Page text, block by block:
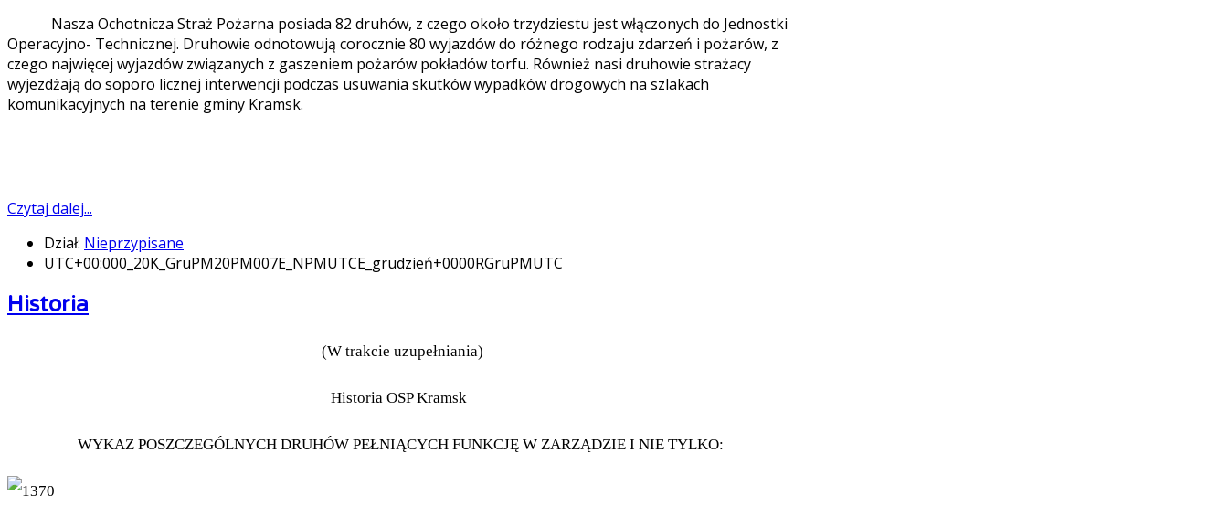
Nasza Ochotnicza Straż Pożarna posiada 82 druhów, z czego około trzydziestu jest włączonych do Jednostki
Operacyjno- Technicznej. Druhowie odnotowują corocznie 80 wyjazdów do różnego rodzaju zdarzeń i pożarów, z
czego najwięcej wyjazdów związanych z gaszeniem pożarów pokładów torfu. Również nasi druhowie strażacy
wyjezdżają do soporo licznej interwencji podczas usuwania skutków wypadków drogowych na szlakach
komunikacyjnych na terenie gminy Kramsk.
Czytaj dalej...
Dział: Nieprzypisane
UTC+00:000_20K_GruPM20PM007E_NPMUTCE_grudzień+0000RGruPMUTC
Historia
(W trakcie uzupełniania)
Historia OSP Kramsk
WYKAZ POSZCZEGÓLNYCH DRUHÓW PEŁNIĄCYCH FUNKCJĘ W ZARZĄDZIE I NIE TYLKO: